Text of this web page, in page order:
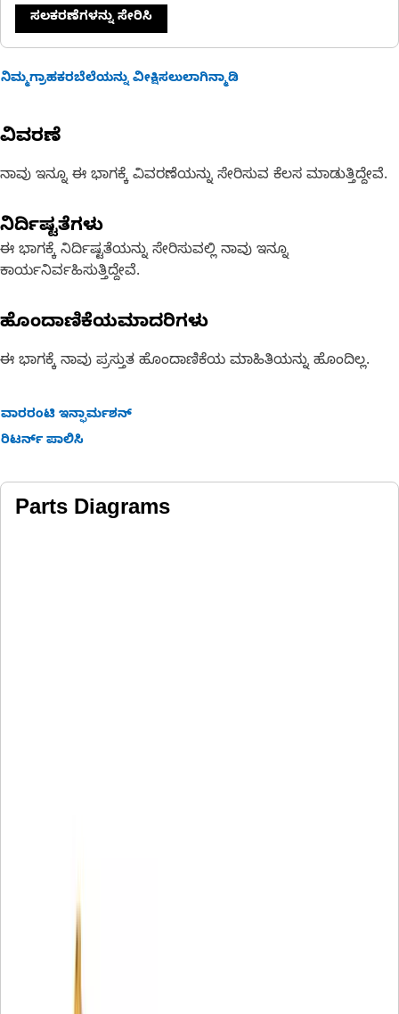
ಸಲಕರಣೆಗಳನ್ನು ಸೇರಿಸಿ
ನಿಮ್ಮಗ್ರಾಹಕರಬೆಲೆಯನ್ನು ವೀಕ್ಷಿಸಲುಲಾಗಿನ್ಮಾಡಿ
ವಿವರಣೆ
ನಾವು ಇನ್ನೂ ಈ ಭಾಗಕ್ಕೆ ವಿವರಣೆಯನ್ನು ಸೇರಿಸುವ ಕೆಲಸ ಮಾಡುತ್ತಿದ್ದೇವೆ.
ನಿರ್ದಿಷ್ಟತೆಗಳು
ಈ ಭಾಗಕ್ಕೆ ನಿರ್ದಿಷ್ಟತೆಯನ್ನು ಸೇರಿಸುವಲ್ಲಿ ನಾವು ಇನ್ನೂ
ಕಾರ್ಯನಿರ್ವಹಿಸುತ್ತಿದ್ದೇವೆ.
ಹೊಂದಾಣಿಕೆಯಮಾದರಿಗಳು
ಈ ಭಾಗಕ್ಕೆ ನಾವು ಪ್ರಸ್ತುತ ಹೊಂದಾಣಿಕೆಯ ಮಾಹಿತಿಯನ್ನು ಹೊಂದಿಲ್ಲ.
ವಾರರಂಟಿ ಇನ್ಫಾರ್ಮಶನ್
ರಿಟರ್ನ್ ಪಾಲಿಸಿ
Parts Diagrams